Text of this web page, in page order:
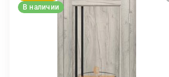
В наличии